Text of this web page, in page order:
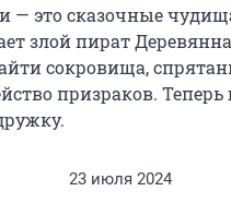
— это сказочные
злой пират
сокровища,
призраков.
23 июля 2024